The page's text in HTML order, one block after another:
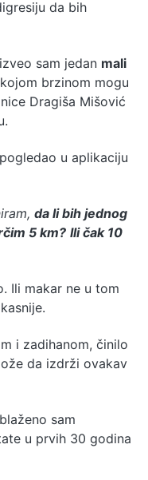
da bih
sam jedan mali
brzinom mogu
Dragiša Mišović
u aplikaciju
da li bih jednog
5 km? Ili čak 10
Ili makar ne u tom
i zadihanom, činilo
da izdrži ovakav
sam
u prvih 30 godina